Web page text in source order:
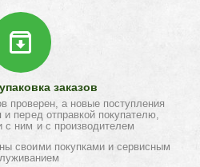
заказов
проверен, а новые поступления
перед отправкой покупателю,
с ним и с производителем
своими покупками и сервисным